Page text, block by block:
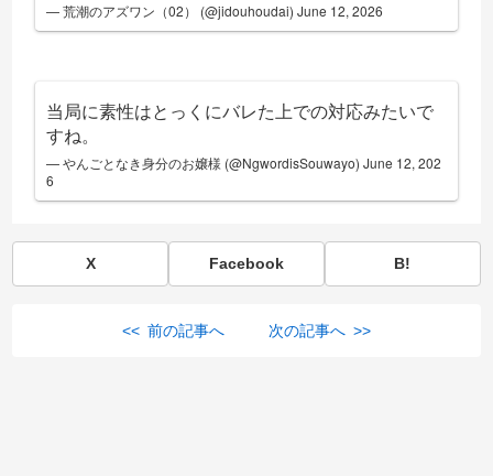
— 荒潮のアズワン（02） (@jidouhoudai)June 12, 2026
当局に素性はとっくにバレた上での対応みたいで
すね。
— やんごとなき身分のお嬢様 (@NgwordisSouwayo)June 12, 202
6
X Facebook B!
<< 前の記事へ 次の記事へ >>